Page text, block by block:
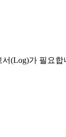
(Log)가 필요